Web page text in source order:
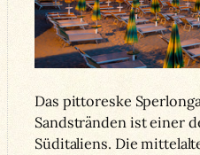
Das pittoreske
Sandstränden ist einer
Süditaliens. Die